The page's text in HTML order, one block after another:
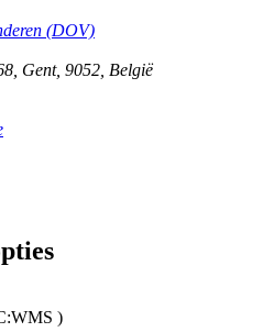
(DOV)
, Gent, 9052, België
)